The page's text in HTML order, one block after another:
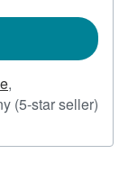
,
(5-star seller)